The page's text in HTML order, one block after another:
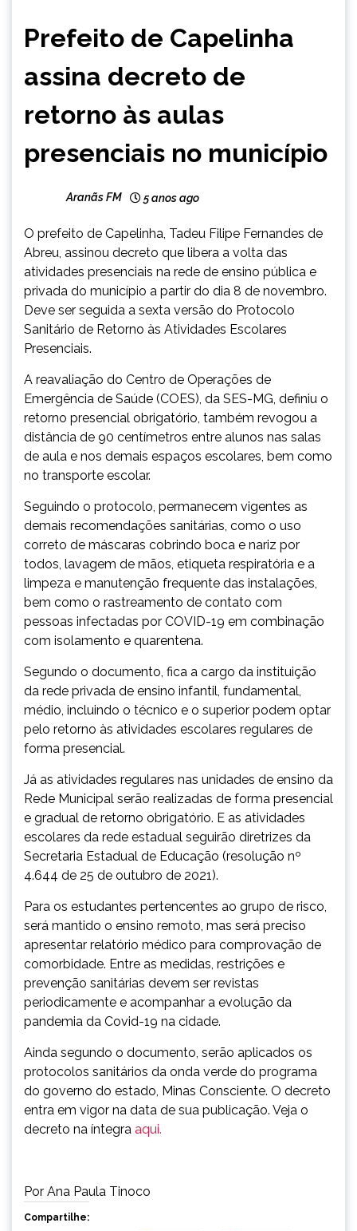
NOTÍCIAS
Prefeito de Capelinha
assina decreto de
retorno às aulas
presenciais no município
Aranãs FM 5 anos ago
O prefeito de Capelinha, Tadeu Filipe Fernandes de
Abreu, assinou decreto que libera a volta das
atividades presenciais na rede de ensino pública e
privada do município a partir do dia 8 de novembro.
Deve ser seguida a sexta versão do Protocolo
Sanitário de Retorno às Atividades Escolares
Presenciais.
A reavaliação do Centro de Operações de
Emergência de Saúde (COES), da SES-MG, definiu o
retorno presencial obrigatório, também revogou a
distância de 90 centímetros entre alunos nas salas
de aula e nos demais espaços escolares, bem como
no transporte escolar.
Seguindo o protocolo, permanecem vigentes as
demais recomendações sanitárias, como o uso
correto de máscaras cobrindo boca e nariz por
todos, lavagem de mãos, etiqueta respiratória e a
limpeza e manutenção frequente das instalações,
bem como o rastreamento de contato com
pessoas infectadas por COVID-19 em combinação
com isolamento e quarentena.
Segundo o documento, fica a cargo da instituição
da rede privada de ensino infantil, fundamental,
médio, incluindo o técnico e o superior podem optar
pelo retorno às atividades escolares regulares de
forma presencial.
Já as atividades regulares nas unidades de ensino da
Rede Municipal serão realizadas de forma presencial
e gradual de retorno obrigatório. E as atividades
escolares da rede estadual seguirão diretrizes da
Secretaria Estadual de Educação (resolução nº
4.644 de 25 de outubro de 2021).
Para os estudantes pertencentes ao grupo de risco,
será mantido o ensino remoto, mas será preciso
apresentar relatório médico para comprovação de
comorbidade. Entre as medidas, restrições e
prevenção sanitárias devem ser revistas
periodicamente e acompanhar a evolução da
pandemia da Covid-19 na cidade.
Ainda segundo o documento, serão aplicados os
protocolos sanitários da onda verde do programa
do governo do estado, Minas Consciente. O decreto
entra em vigor na data de sua publicação. Veja o
decreto na íntegra aqui.
Por Ana Paula Tinoco
Compartilhe: